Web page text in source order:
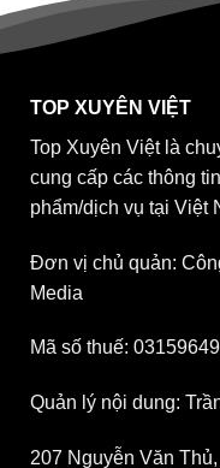
TOP XUYÊN VIỆT
Top Xuyên Việt là
cung cấp các thông
phẩm/dịch vụ tại Việt
Đơn vị chủ quản:
Media
Mã số thuế:
Quản lý nội dung:
207 Nguyễn Văn